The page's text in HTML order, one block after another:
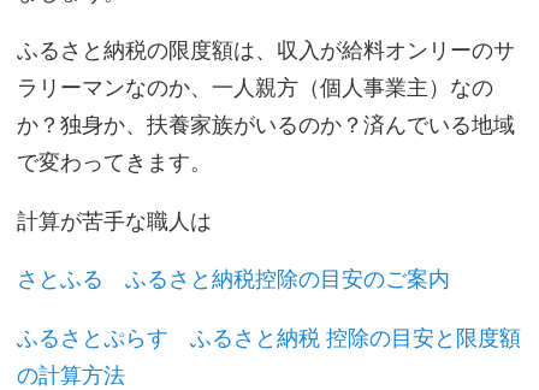
ふるさと納税の限度額は、収入が給料オンリーのサ
ラリーマンなのか、一人親方（個人事業主）なの
か？独身か、扶養家族がいるのか？済んでいる地域
で変わってきます。
計算が苦手な職人は
さとふる ふるさと納税控除の目安のご案内
ふるさとぷらす ふるさと納税 控除の目安と限度額
の計算方法